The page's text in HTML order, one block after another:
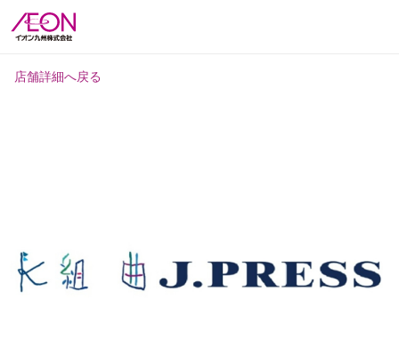
店舗詳細へ戻る